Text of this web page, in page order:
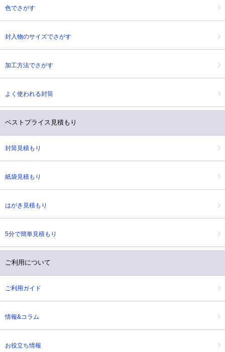
色でさがす
封入物のサイズでさがす
加工方法でさがす
よく使われる封筒
ベストプライス見積もり
封筒見積もり
紙袋見積もり
はがき見積もり
5分で簡単見積もり
ご利用について
ご利用ガイド
情報&コラム
お役立ち情報